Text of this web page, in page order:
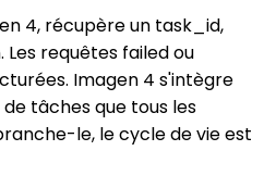
4, récupère un task_id,
requêtes failed ou
Imagen 4 s'intègre
tâches que tous les
le, le cycle de vie est